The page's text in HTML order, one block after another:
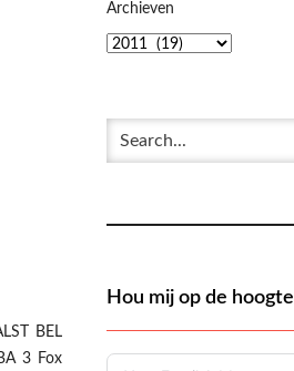
BEL
3 Fox
Archieven
Hou mij op de hoogte